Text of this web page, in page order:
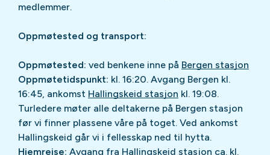
medlemmer.
Oppmøtested og transport:
Oppmøtested: ved benkene inne på Bergen stasjon
Oppmøtetidspunkt: kl. 16:20. Avgang Bergen kl.
16:45, ankomst Hallingskeid stasjon kl. 19:08.
Turledere møter alle deltakerne på Bergen stasjon
før vi finner plassene våre på toget. Ved ankomst
Hallingskeid går vi i fellesskap ned til hytta.
Hjemreise: Avgang fra Hallingskeid stasjon ca. kl.